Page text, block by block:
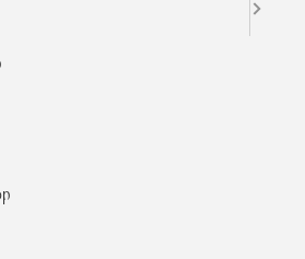
Hirschbolz die Leitung der
Augsburg übernommen.